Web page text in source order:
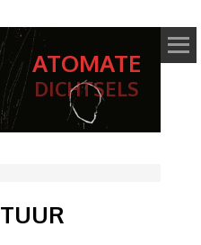
ATOMATE
DICHTSELS